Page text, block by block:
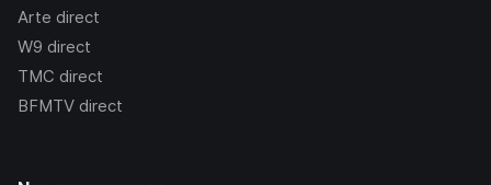
Arte direct
W9 direct
TMC direct
BFMTV direct